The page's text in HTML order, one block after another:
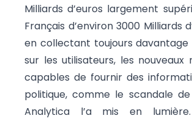
Milliards d’euros largement
Français d’environ 3000 Milliards
en collectant toujours davantage
sur les utilisateurs, les nouveaux
capables de fournir des
politique, comme le scandale
Analytica l’a mis en